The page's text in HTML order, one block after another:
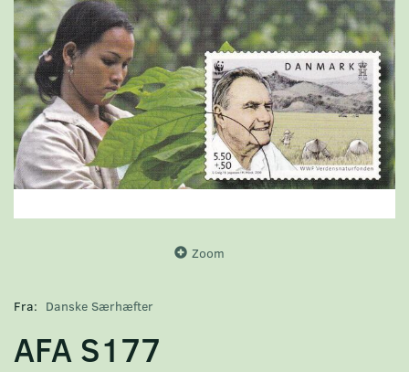
Zoom
Fra: Danske Særhæfter
AFA S177